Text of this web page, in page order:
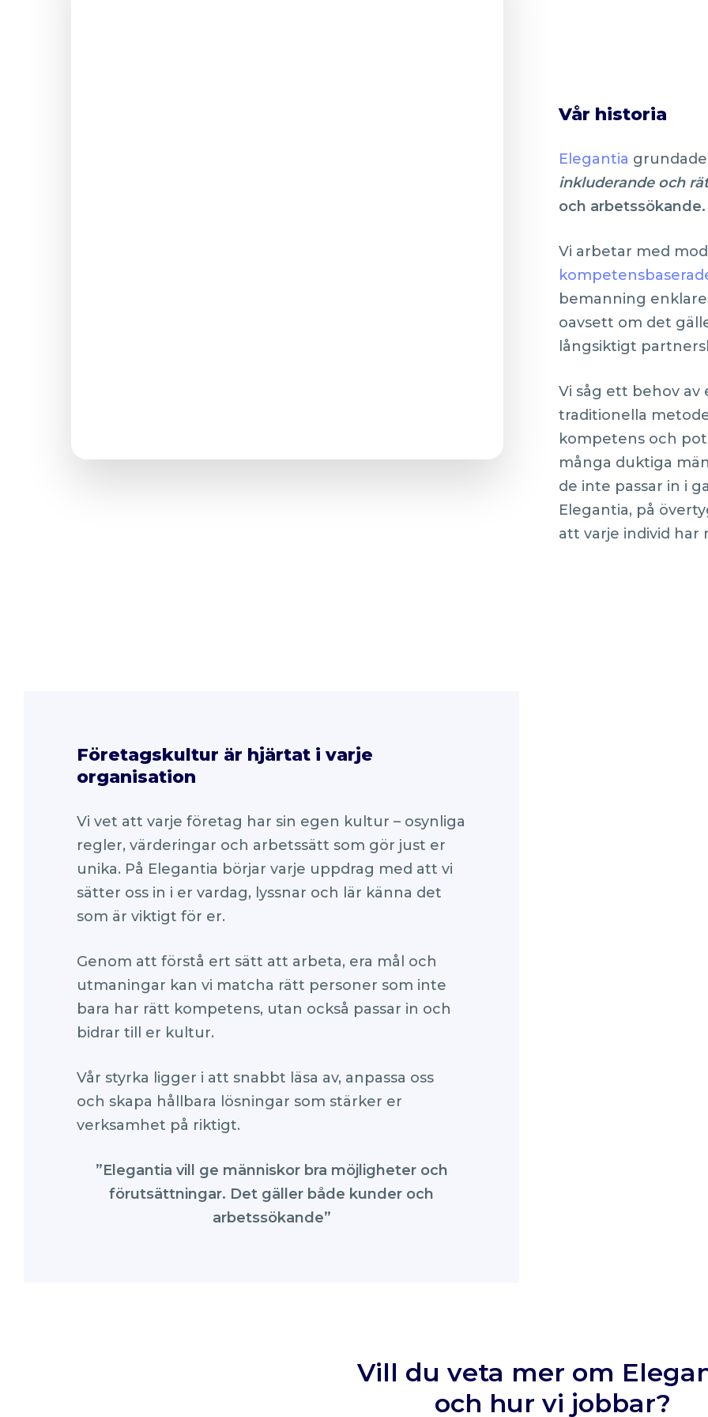
Vår historia
Elegantia
inkluderande och
och arbetssökande.
Vi arbetar med
bemanning
oavsett om det
långsiktigt
Vi såg ett behov
traditionella
kompetens och
många duktiga
de inte passar in i
Elegantia, på
att varje individ
Företagskultur är hjärtat i varje
organisation
Vi vet att varje företag har sin egen kultur – osynliga
regler, värderingar och arbetssätt som gör just er
unika. På Elegantia börjar varje uppdrag med att vi
sätter oss in i er vardag, lyssnar och lär känna det
som är viktigt för er.
Genom att förstå ert sätt att arbeta, era mål och
utmaningar kan vi matcha rätt personer som inte
bara har rätt kompetens, utan också passar in och
bidrar till er kultur.
Vår styrka ligger i att snabbt läsa av, anpassa oss
och skapa hållbara lösningar som stärker er
verksamhet på riktigt.
”Elegantia vill ge människor bra möjligheter och
förutsättningar. Det gäller både kunder och
arbetssökande”
Vill du veta mer om
och hur vi jobbar?